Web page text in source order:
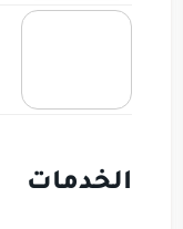
الخدمات